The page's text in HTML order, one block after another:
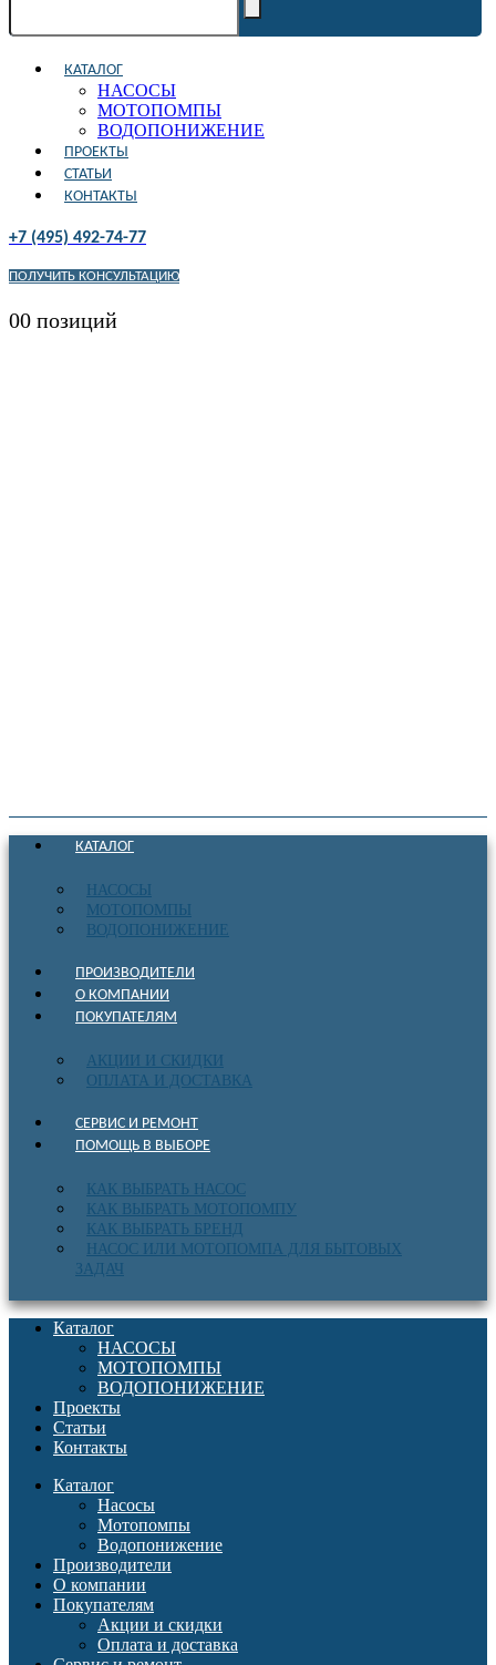
КАТАЛОГ
НАСОСЫ
МОТОПОМПЫ
ВОДОПОНИЖЕНИЕ
ПРОЕКТЫ
СТАТЬИ
КОНТАКТЫ
+7 (495) 492-74-77
ПОЛУЧИТЬ КОНСУЛЬТАЦИЮ
00 позиций
КАТАЛОГ
НАСОСЫ
МОТОПОМПЫ
ВОДОПОНИЖЕНИЕ
ПРОИЗВОДИТЕЛИ
О КОМПАНИИ
ПОКУПАТЕЛЯМ
АКЦИИ И СКИДКИ
ОПЛАТА И ДОСТАВКА
СЕРВИС И РЕМОНТ
ПОМОЩЬ В ВЫБОРЕ
КАК ВЫБРАТЬ НАСОС
КАК ВЫБРАТЬ МОТОПОМПУ
КАК ВЫБРАТЬ БРЕНД
НАСОС ИЛИ МОТОПОМПА ДЛЯ БЫТОВЫХ
ЗАДАЧ
Каталог
НАСОСЫ
МОТОПОМПЫ
ВОДОПОНИЖЕНИЕ
Проекты
Статьи
Контакты
Каталог
Насосы
Мотопомпы
Водопонижение
Производители
О компании
Покупателям
Акции и скидки
Оплата и доставка